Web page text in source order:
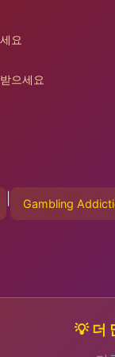
요
으세요
Gambling
💡 더